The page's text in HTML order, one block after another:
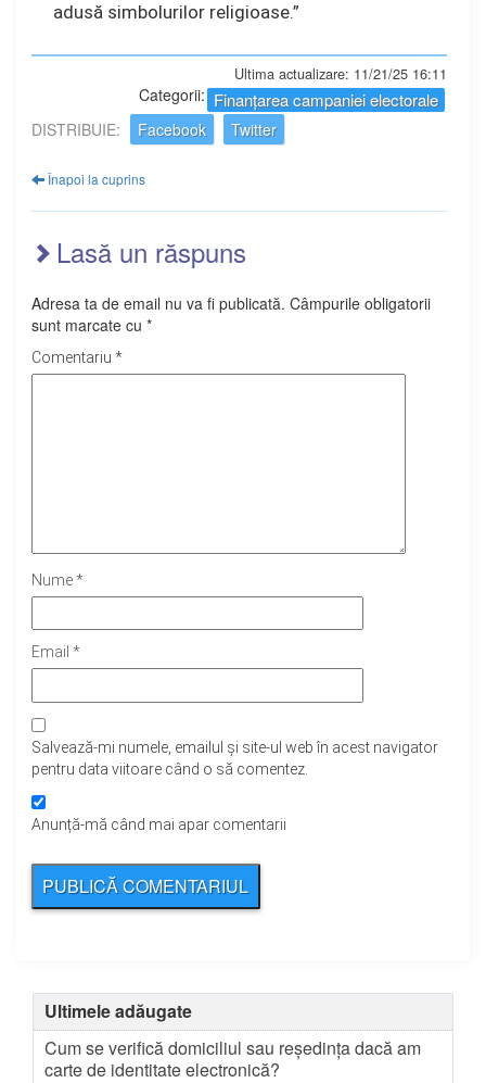
adusă simbolurilor religioase.”
Ultima actualizare: 11/21/25 16:11
Finanțarea campaniei electorale
Categorii:
DISTRIBUIE:
Facebook Twitter
Înapoi la cuprins
Lasă un răspuns
Adresa ta de email nu va fi publicată. Câmpurile obligatorii
sunt marcate cu *
Comentariu *
Nume*
Email *
Salvează-mi numele, emailul și site-ul web în acest navigator
pentru data viitoare când o să comentez.
Anunță-mă când mai apar comentarii
Ultimele adăugate
Cum se verifică domiciliul sau reședința dacă am
carte de identitate electronică?